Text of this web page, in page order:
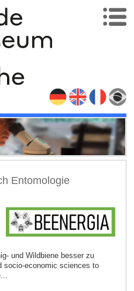
Entomologie
und Wildbiene besser zu
socio-economic sciences to